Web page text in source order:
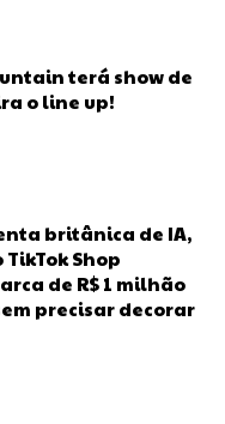
terá show de
o line up!
britânica de IA,
Shop
de R$ 1 milhão
precisar decorar